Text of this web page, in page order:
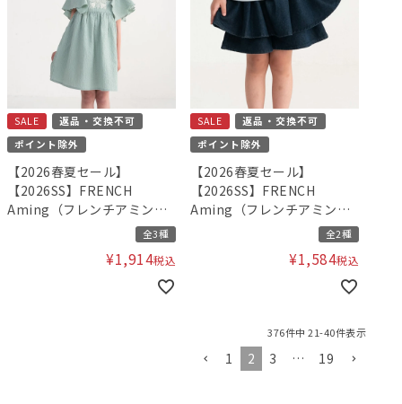
SALE
返品・交換不可
ポイント除外
【2026春夏セール】
【2026SS】FRENCH
Aming（フレンチアミン
全3種
¥1,914税込
SALE
返品・交換不可
ポイント除外
【2026春夏セール】
【2026SS】FRENCH
Aming（フレンチアミン
グ）フリルキュロット 全2種
¥1,584税込
376件中 21-40件表示
1 2 3 … 19